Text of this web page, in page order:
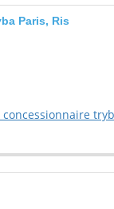
Paris, Ris
concessionnaire